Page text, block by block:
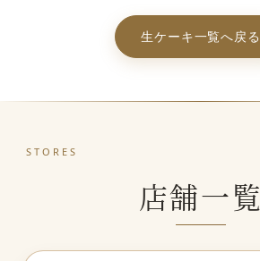
生ケーキ一覧へ戻る
STORES
店舗一覧